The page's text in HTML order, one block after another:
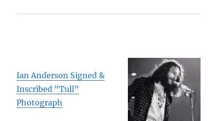
Ian Anderson Signed &
Inscribed “Tull”
Photograph